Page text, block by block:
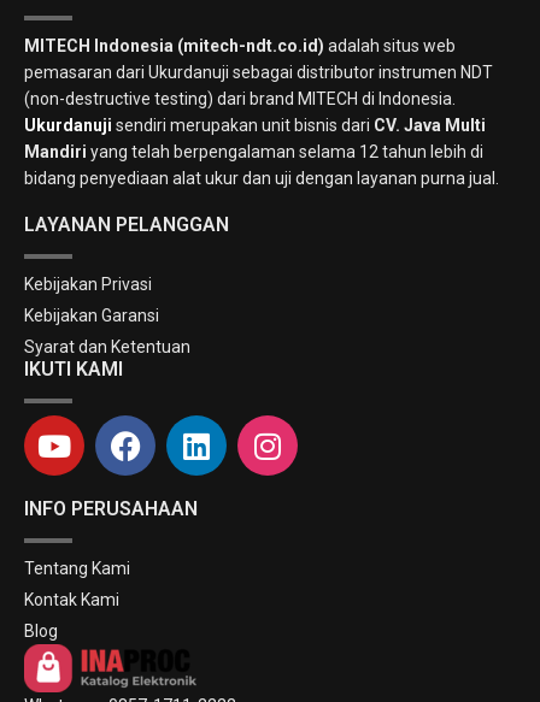
MITECH Indonesia (mitech-ndt.co.id) adalah situs web
pemasaran dari Ukurdanuji sebagai distributor instrumen NDT
(non-destructive testing) dari brand MITECH di Indonesia.
Ukurdanuji sendiri merupakan unit bisnis dari CV. Java Multi
Mandiri yang telah berpengalaman selama 12 tahun lebih di
bidang penyediaan alat ukur dan uji dengan layanan purna jual.
LAYANAN PELANGGAN
Kebijakan Privasi
Kebijakan Garansi
Syarat dan Ketentuan
IKUTI KAMI
INFO PERUSAHAAN
Tentang Kami
Kontak Kami
Blog